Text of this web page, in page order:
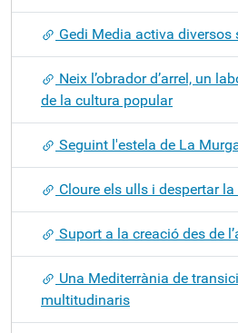
Gedi Media activa
Neix l’obrador d’arrel, un
de la cultura popular
Seguint l'estela de La
Cloure els ulls i despertar
Suport a la creació des de
Una Mediterrània de
multitudinaris